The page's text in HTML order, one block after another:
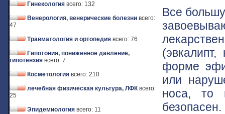
Гинекология всего: 132
Венерология, венерические болезни всего:
47
Травматология и ортопедия всего: 76
Гипотония, пониженное давление,
гипотензия всего: 7
Косметология всего: 210
лечебная физическая культура, ЛФК всего:
25
Эпидемиология всего: 11
Все
форме
или
носа, то
безопасен.